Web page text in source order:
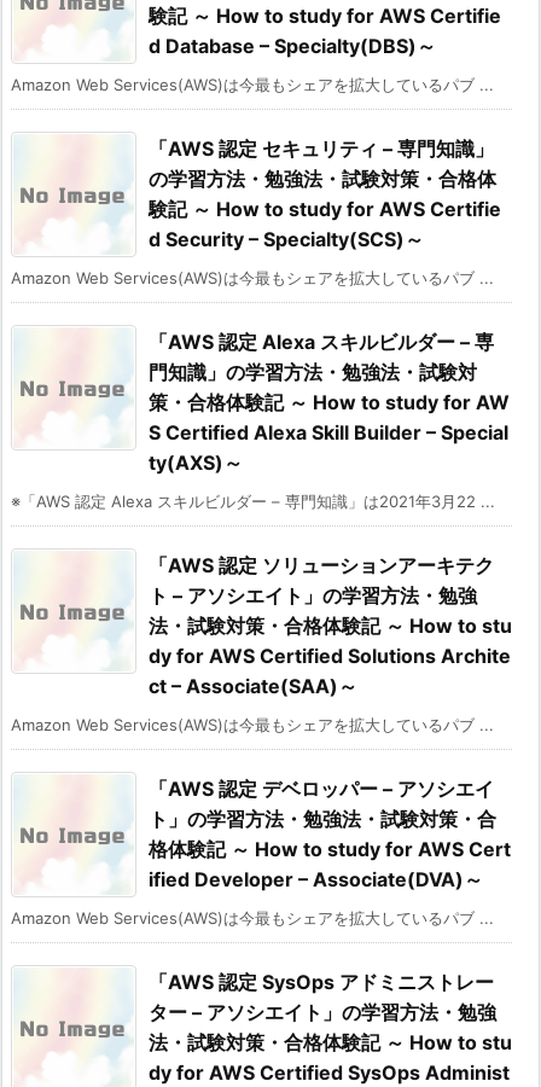
験記 ～ How to study for AWS Certifie
d Database – Specialty(DBS)～
Amazon Web Services(AWS)は今最もシェアを拡大しているパブ ...
「AWS 認定 セキュリティ – 専門知識」
の学習方法・勉強法・試験対策・合格体
験記 ～ How to study for AWS Certifie
d Security – Specialty(SCS)～
Amazon Web Services(AWS)は今最もシェアを拡大しているパブ ...
「AWS 認定 Alexa スキルビルダー – 専
門知識」の学習方法・勉強法・試験対
策・合格体験記 ～ How to study for AW
S Certified Alexa Skill Builder – Special
ty(AXS)～
※「AWS 認定 Alexa スキルビルダー – 専門知識」は2021年3月22 ...
「AWS 認定 ソリューションアーキテク
ト – アソシエイト」の学習方法・勉強
法・試験対策・合格体験記 ～ How to stu
dy for AWS Certified Solutions Archite
ct – Associate(SAA)～
Amazon Web Services(AWS)は今最もシェアを拡大しているパブ ...
「AWS 認定 デベロッパー – アソシエイ
ト」の学習方法・勉強法・試験対策・合
格体験記 ～ How to study for AWS Cert
ified Developer – Associate(DVA)～
Amazon Web Services(AWS)は今最もシェアを拡大しているパブ ...
「AWS 認定 SysOps アドミニストレー
ター – アソシエイト」の学習方法・勉強
法・試験対策・合格体験記 ～ How to stu
dy for AWS Certified SysOps Administ